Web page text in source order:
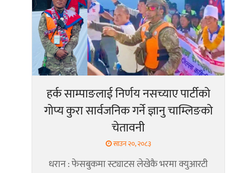
हर्क साम्पाङलाई निर्णय नसच्याए पार्टीको
गोप्य कुरा सार्वजनिक गर्ने ज्ञानु चाम्लिङको
चेतावनी
साउन २०, २०८३
धरान : फेसबुकमा स्ट्याटस लेखेकै भरमा क्युआरटी